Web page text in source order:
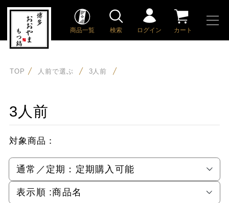
商品一覧 検索 ログイン カート
TOP 人前で選ぶ 3人前
3人前
対象商品：
通常／定期： 定期購入可能
表示順 :商品名